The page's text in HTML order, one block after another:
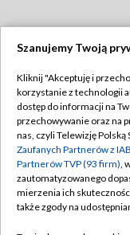
Abonament TVP
Emisja w TVP
Centrum
Naziemna
Szanujemy Twoją
Kliknij "Akceptuję i
korzystanie z technologii
dostęp do informacji na
przechowywanie oraz na
nas, czyli Telewizję Polską
Zaufanych Partnerów z
Partnerów TVP (93 firm),
zautomatyzowanego
mierzenia ich
także zgody na